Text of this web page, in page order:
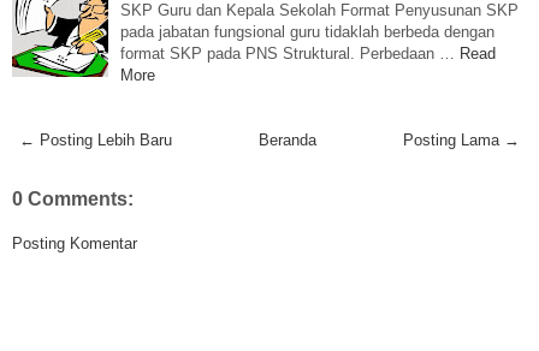
SKP Guru dan Kepala Sekolah Format Penyusunan SKP
pada jabatan fungsional guru tidaklah berbeda dengan
format SKP pada PNS Struktural. Perbedaan … Read
More
← Posting Lebih Baru Posting Lama →
Beranda
0 Comments:
Posting Komentar